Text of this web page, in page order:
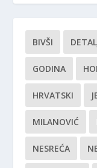
BIVŠI
GODINA
HRVATSKI
MILANOVIĆ
NESREĆA